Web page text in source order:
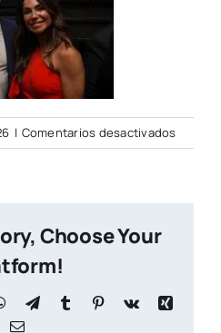
| Comentarios desactivadosen
Choose Your
WhatsApp
TelegramTumblr Pinterest
Vk
Xing
Correo